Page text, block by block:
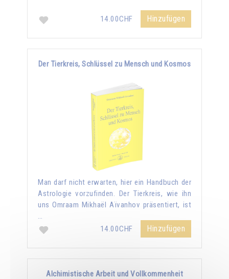
14.00CHF Hinzufügen
Der Tierkreis, Schlüssel zu Mensch und Kosmos
Man darf nicht erwarten, hier ein Handbuch der
Astrologie vorzufinden. Der Tierkreis, wie ihn
uns Omraam Mikhaël Aïvanhov präsentiert, ist
14.00CHF
Hinzufügen
Alchimistische Arbeit und Vollkommenheit